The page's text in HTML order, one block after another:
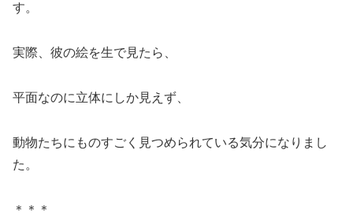
す。
実際、彼の絵を生で見たら、
平面なのに立体にしか見えず、
動物たちにものすごく見つめられている気分になりまし
た。
＊＊＊